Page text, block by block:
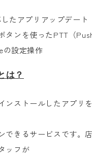
たアプリアップデート
タンを使ったPTT（
の設定操作
は？
ンストールしたアプリ
できるサービスです。
ッフが